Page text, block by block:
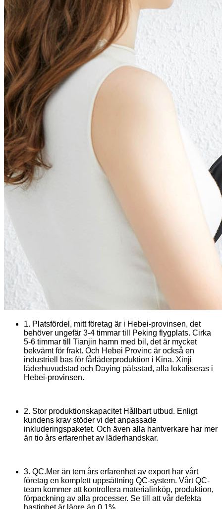
1. Platsfördel, mitt företag är i Hebei-provinsen, det
behöver ungefär 3-4 timmar till Peking flygplats. Cirka
5-6 timmar till Tianjin hamn med bil, det är mycket
bekvämt för frakt. Och Hebei Provinc är också en
industriell bas för fårläderproduktion i Kina. Xinji
läderhuvudstad och Daying pälsstad, alla lokaliseras i
Hebei-provinsen.
2. Stor produktionskapacitet Hållbart utbud. Enligt
kundens krav stöder vi det anpassade
inkluderingspaketet. Och även alla hantverkare har mer
än tio års erfarenhet av läderhandskar.
3. QC.Mer än tem års erfarenhet av export har vårt
företag en komplett uppsättning QC-system. Vårt QC-
team kommer att kontrollera materialinköp, produktion,
förpackning av alla processer. Se till att vår defekta